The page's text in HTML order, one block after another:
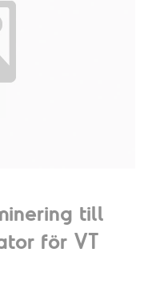
till
för VT